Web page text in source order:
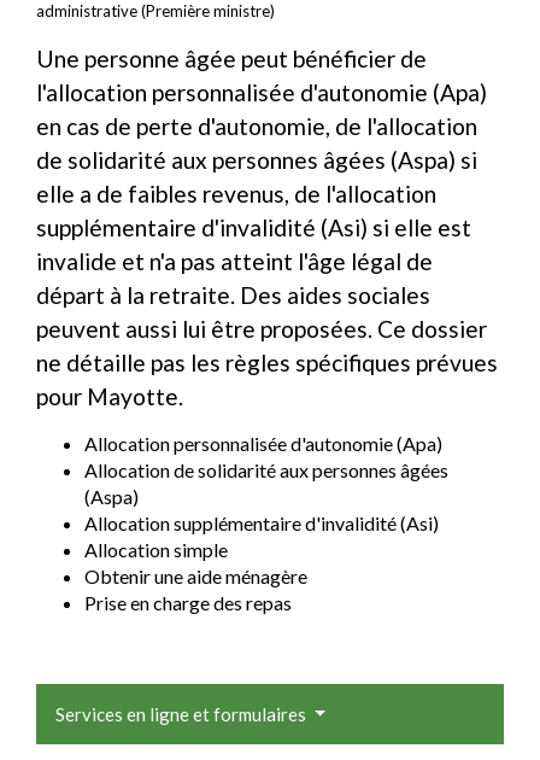
administrative (Première ministre)
Une personne âgée peut bénéficier de
l'allocation personnalisée d'autonomie (Apa)
en cas de perte d'autonomie, de l'allocation
de solidarité aux personnes âgées (Aspa) si
elle a de faibles revenus, de l'allocation
supplémentaire d'invalidité (Asi) si elle est
invalide et n'a pas atteint l'âge légal de
départ à la retraite. Des aides sociales
peuvent aussi lui être proposées. Ce dossier
ne détaille pas les règles spécifiques prévues
pour Mayotte.
Allocation personnalisée d'autonomie (Apa)
Allocation de solidarité aux personnes âgées
(Aspa)
Allocation supplémentaire d'invalidité (Asi)
Allocation simple
Obtenir une aide ménagère
Prise en charge des repas
Services en ligne et formulaires